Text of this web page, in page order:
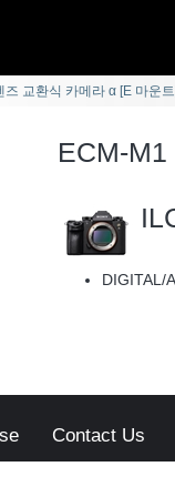
즈 교환식 카메라 α [E 마운
ECM-M1
DIGITAL/
Contact Us